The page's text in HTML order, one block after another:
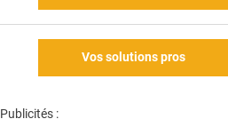
Vos solutions pros
Publicités :